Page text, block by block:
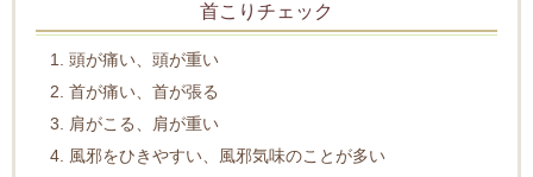
首こりチェック
頭が痛い、頭が重い
首が痛い、首が張る
肩がこる、肩が重い
風邪をひきやすい、風邪気味のことが多い